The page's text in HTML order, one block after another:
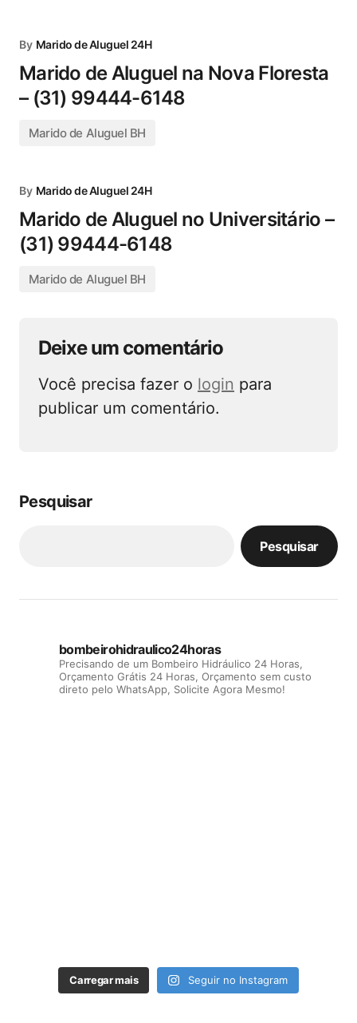
By Marido de Aluguel 24H
Marido de Aluguel na Nova Floresta
– (31) 99444-6148
Marido de Aluguel BH
By Marido de Aluguel 24H
Marido de Aluguel no Universitário –
(31) 99444-6148
Marido de Aluguel BH
Deixe um comentário
Você precisa fazer o login para
publicar um comentário.
Pesquisar
Pesquisar
bombeirohidraulico24horas
Precisando de um Bombeiro Hidráulico 24 Horas,
Orçamento Grátis 24 Horas, Orçamento sem custo
direto pelo WhatsApp, Solicite Agora Mesmo!
Carregar mais Seguir no Instagram